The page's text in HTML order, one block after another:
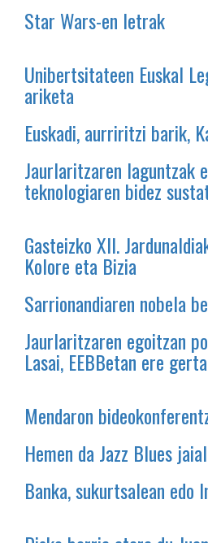
Star Wars-en letrak
Unibertsitateen Euskal
ariketa
Euskadi, aurriritzi barik,
Jaurlaritzaren laguntzak
teknologiaren bidez
Gasteizko XII.
Kolore eta Bizia
Sarrionandiaren nobela
Jaurlaritzaren egoitzan
Lasai, EEBBetan ere
Mendaron
Hemen da Jazz Blues
Banka, sukurtsalean edo